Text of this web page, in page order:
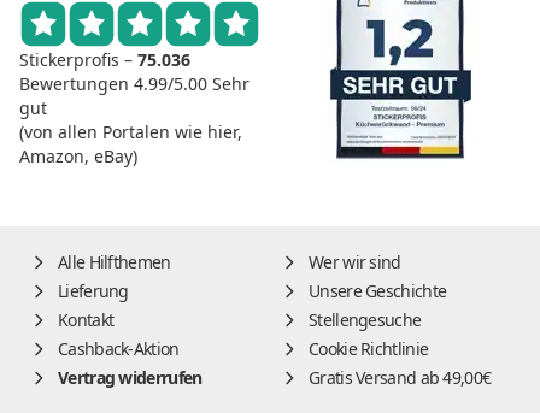
Stickerprofis – 75.036
Bewertungen 4.99/5.00 Sehr
gut
(von allen Portalen wie hier,
Amazon, eBay)
Alle Hilfthemen
Wer wir sind
Lieferung
Unsere Geschichte
Kontakt
Stellengesuche
Cashback-Aktion
Cookie Richtlinie
Vertrag widerrufen
Gratis Versand ab 49,00€